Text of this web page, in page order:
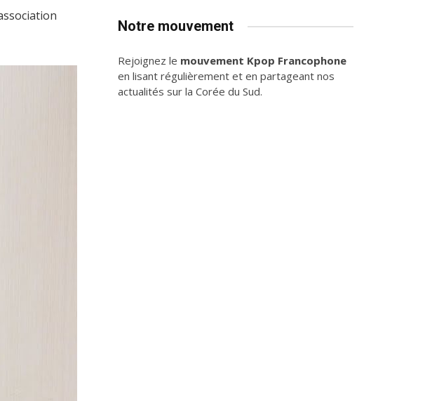
Notre mouvement
Rejoignez le mouvement Kpop Francophone
en lisant régulièrement et en partageant nos
actualités sur la Corée du Sud.